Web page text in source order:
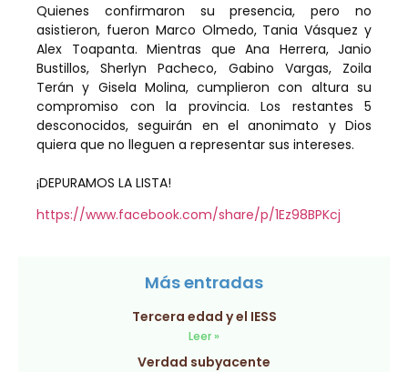
Quienes confirmaron su presencia, pero no
asistieron, fueron Marco Olmedo, Tania Vásquez y
Alex Toapanta. Mientras que Ana Herrera, Janio
Bustillos, Sherlyn Pacheco, Gabino Vargas, Zoila
Terán y Gisela Molina, cumplieron con altura su
compromiso con la provincia. Los restantes 5
desconocidos, seguirán en el anonimato y Dios
quiera que no lleguen a representar sus intereses.
¡DEPURAMOS LA LISTA!
https://www.facebook.com/share/p/1Ez98BPKcj
Más entradas
Tercera edad y el IESS
Leer »
Verdad subyacente